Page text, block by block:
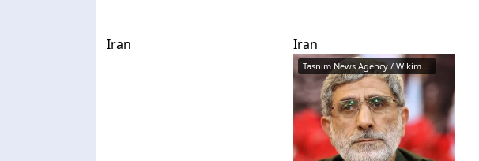
Iran Iran
Tasnim News Agency / Wikimedia ...